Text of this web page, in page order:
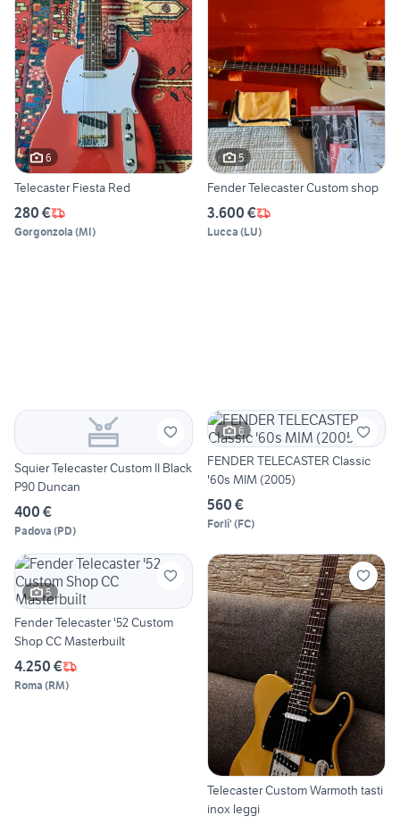
6
Telecaster Fiesta Red
280 €
Gorgonzola (MI)
5
Fender Telecaster Custom shop
3.600 €
Lucca (LU)
Squier Telecaster Custom II Black
P90 Duncan
400 €
Padova (PD)
6
FENDER TELECASTER Classic
'60s MIM (2005)
560 €
Forli' (FC)
5
Fender Telecaster '52 Custom
Shop CC Masterbuilt
4.250 €
Roma (RM)
Telecaster Custom Warmoth tasti
inox leggi